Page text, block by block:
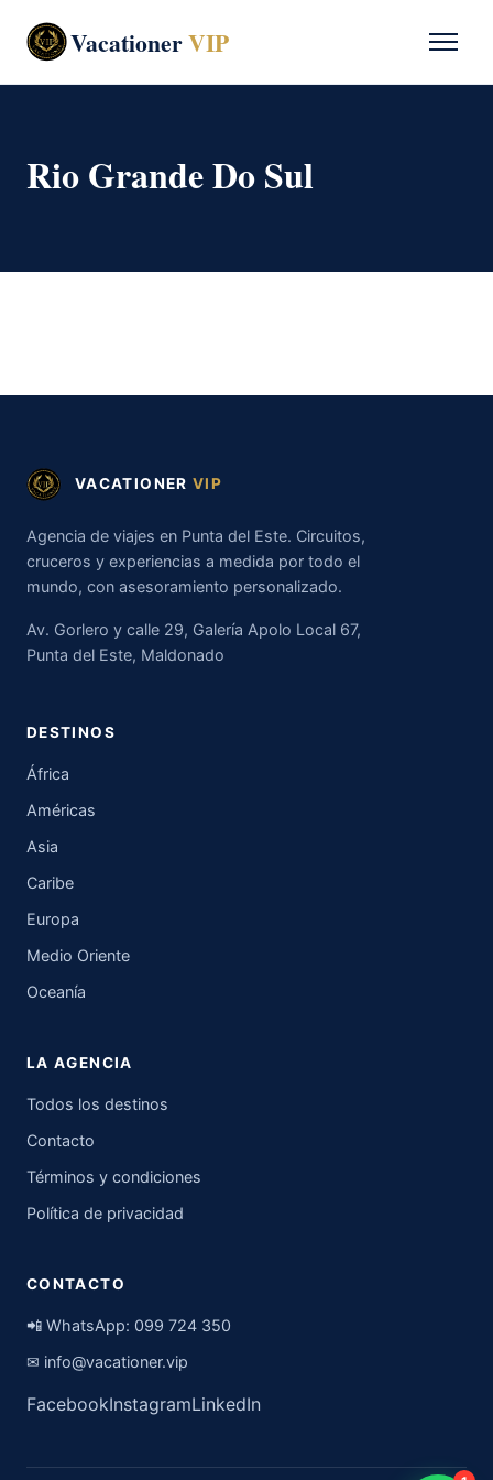
VacationerVIP
Rio Grande Do Sul
VACATIONER VIP
Agencia de viajes en Punta del Este. Circuitos,
cruceros y experiencias a medida por todo el
mundo, con asesoramiento personalizado.
Av. Gorlero y calle 29, Galería Apolo Local 67,
Punta del Este, Maldonado
DESTINOS
África
Américas
Asia
Caribe
Europa
Medio Oriente
Oceanía
LA AGENCIA
Todos los destinos
Contacto
Términos y condiciones
Política de privacidad
CONTACTO
📲 WhatsApp: 099 724 350
✉ info@vacationer.vip
FacebookInstagramLinkedIn